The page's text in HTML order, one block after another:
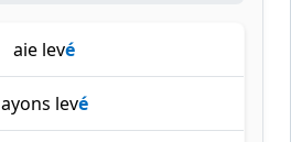
aie levé
ayons levé